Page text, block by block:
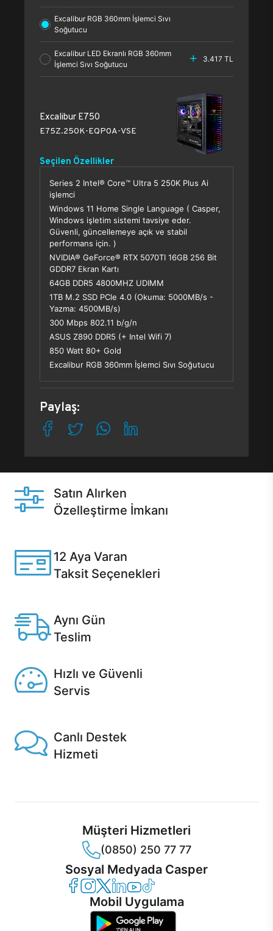
Excalibur RGB 360mm İşlemci Sıvı
Soğutucu
Excalibur LED Ekranlı RGB 360mm
İşlemci Sıvı Soğutucu
3.417 TL
Excalibur E750
E75Z.250K-EQP0A-VSE
Seçilen Özellikler
Series 2 Intel® Core™ Ultra 5 250K Plus Ai
işlemci
Windows 11 Home Single Language ( Casper,
Windows işletim sistemi tavsiye eder.
Güvenli, güncellemeye açık ve stabil
performans için. )
NVIDIA® GeForce® RTX 5070TI 16GB 256 Bit
GDDR7 Ekran Kartı
64GB DDR5 4800MHZ UDIMM
1TB M.2 SSD PCle 4.0 (Okuma: 5000MB/s -
Yazma: 4500MB/s)
300 Mbps 802.11 b/g/n
ASUS Z890 DDR5 (+ Intel Wifi 7)
850 Watt 80+ Gold
Excalibur RGB 360mm İşlemci Sıvı Soğutucu
Paylaş:
Satın Alırken
Özelleştirme İmkanı
12 Aya Varan
Taksit Seçenekleri
Aynı Gün
Teslim
Hızlı ve Güvenli
Servis
Canlı Destek
Hizmeti
Müşteri Hizmetleri
(0850) 250 77 77
Sosyal Medyada Casper
Casper Facebook
Casper Instagram
Casper Twitter
Casper LinkedIn
Casper YouTube
Casper TikTok
Mobil Uygulama